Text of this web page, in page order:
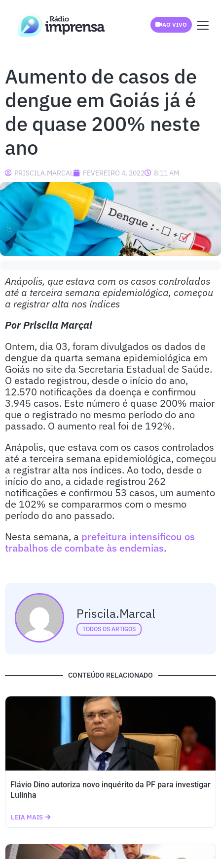
AO VIVO
Aumento de casos de
dengue em Goiás já é
de quase 200% neste
ano
PRISCILA.MARCAL FEVEREIRO 4, 2022 8:11 AM
Anápolis, que estava com os casos controlados
até a terceira semana epidemiológica, começou
a registrar alta nos índices
Por Priscila Marçal
Ontem, dia 03, foram divulgados os dados de
dengue da quarta semana epidemiológica em
Goiás no site da Secretaria Estadual de Saúde.
O estado registrou, desde o início do ano,
12.570 notificações da doença e confirmou
3.945 casos. Este número é quase 200% maior
que o registrado no mesmo período do ano
passado. O aumento real foi de 192%.
Anápolis, que estava com os casos controlados
até a terceira semana epidemiológica, começou
a registrar alta nos índices. Ao todo, desde o
início do ano, a cidade registrou 262
notificações e confirmou 53 casos, um aumento
de 102% se compararmos com o mesmo
período do ano passado.
Nesta semana, a prefeitura intensificou os
trabalhos de combate às endemias.
Priscila.marcal
TODOS OS ARTIGOS
CONTEÚDO RELACIONADO
Flávio Dino autoriza novo inquérito da PF para investigar
Lulinha
LEIA MAIS